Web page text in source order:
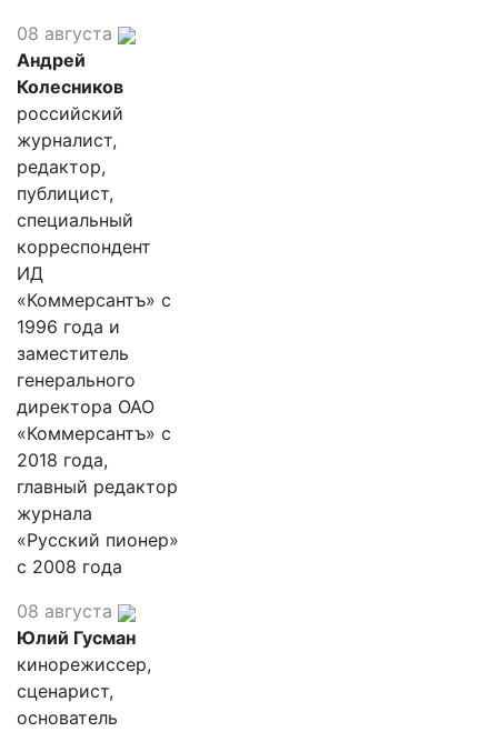
08 августа
Андрей
Колесников
российский
журналист,
редактор,
публицист,
специальный
корреспондент
ИД
«Коммерсантъ» с
1996 года и
заместитель
генерального
директора ОАО
«Коммерсантъ» с
2018 года,
главный редактор
журнала
«Русский пионер»
с 2008 года
08 августа
Юлий Гусман
кинорежиссер,
сценарист,
основатель